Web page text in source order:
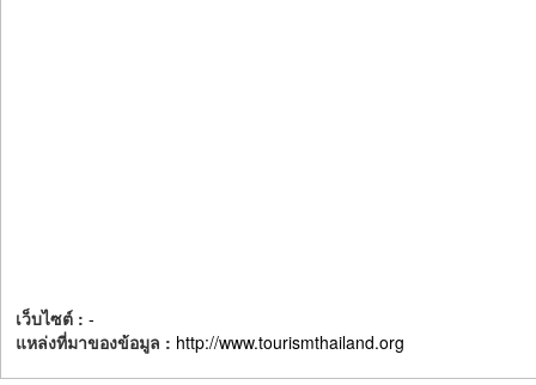
เว็บไซต์ : -
แหล่งที่มาของข้อมูล : http://www.tourismthailand.org